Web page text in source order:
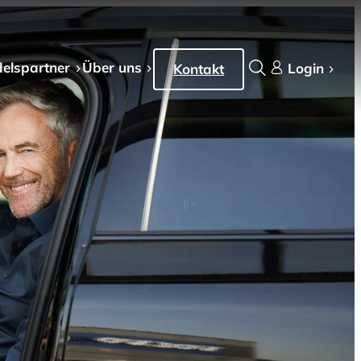
Über uns Kontakt Login